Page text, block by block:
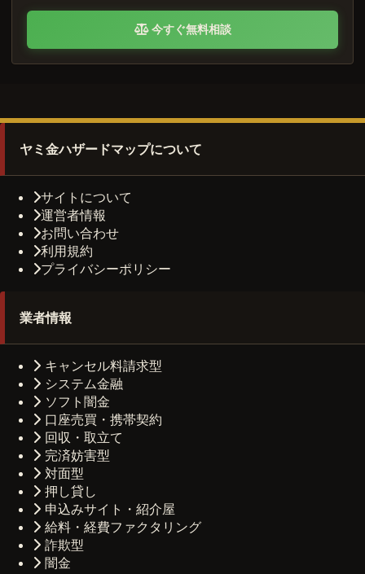
今すぐ無料相談
ヤミ金ハザードマップについて
サイトについて
運営者情報
お問い合わせ
利用規約
プライバシーポリシー
業者情報
キャンセル料請求型
システム金融
ソフト闇金
口座売買・携帯契約
回収・取立て
完済妨害型
対面型
押し貸し
申込みサイト・紹介屋
給料・経費ファクタリング
詐欺型
闇金